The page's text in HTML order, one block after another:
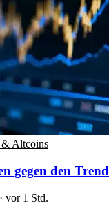
& Altcoins
gegen den Trend
· vor 1 Std.